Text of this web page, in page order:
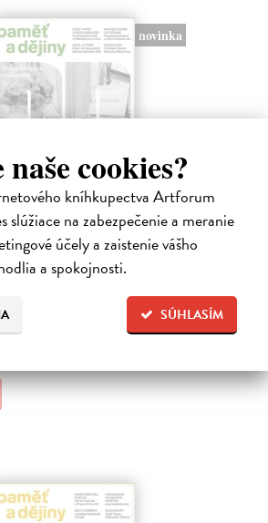
cookies?
kníhkupectva Artforum
slúžiace na zabezpečenie a meranie
účely a zaistenie vášho
a spokojnosti.
SÚHLASÍM
novinka
č. 2/2026
a dějiny se zaměřuje na vědu a techniku ve
aktivity i kontrolu společnosti v období